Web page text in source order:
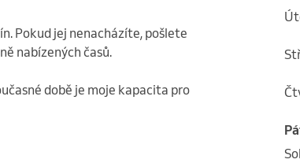
Pokud jej nenacházíte, pošlete
nabízených časů.
době je moje kapacita pro